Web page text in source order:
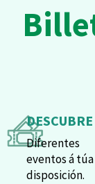
DESCUBRE
Diferentes
eventos á túa
disposición.